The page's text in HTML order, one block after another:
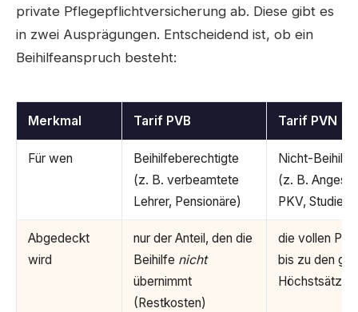
private Pflegepflichtversicherung ab. Diese gibt es
in zwei Ausprägungen. Entscheidend ist, ob ein
Beihilfeanspruch besteht:
Merkmal Tarif PVB Tarif PVN
Für wen
Beihilfeberechtigte
(z. B. verbeamtete
Lehrer, Pensionäre)
Nicht-
(z. B.
PKV,
Abgedeckt
wird
nur der Anteil, den die
Beihilfe nicht
übernimmt
(Restkosten)
die vollen
bis zu den
Höchstsätzen